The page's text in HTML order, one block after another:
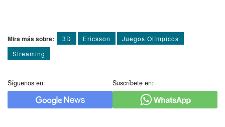
Mira más sobre: 3D Ericsson
Juegos Olímpicos
Streaming
Síguenos en: Suscríbete en: